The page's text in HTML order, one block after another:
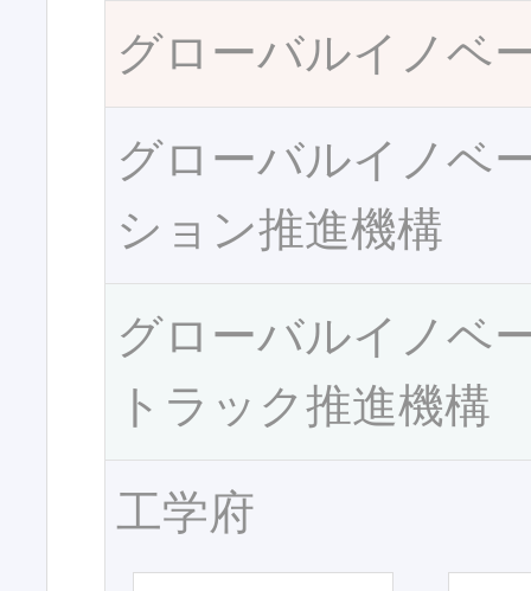
グローバルイノベ
グローバルイノベ
ション推進機構
グローバルイノベ
トラック推進機構
工学府